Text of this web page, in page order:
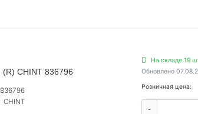
(R) CHINT 836796
836796
CHINT
На складе 19
Обновлено
Розничная цена:
-